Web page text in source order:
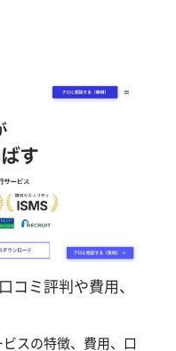
コミ評判や費用、
スの特徴、費用、口